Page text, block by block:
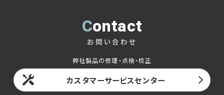
Contact
お問い合わせ
弊社製品の修理・点検・校正
カスタマーサービスセンター